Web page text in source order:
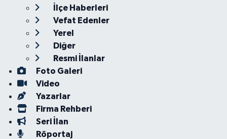
İlçe Haberleri
Vefat Edenler
Yerel
Diğer
Resmi İlanlar
Foto Galeri
Video
Yazarlar
Firma Rehberi
Seri İlan
Röportaj